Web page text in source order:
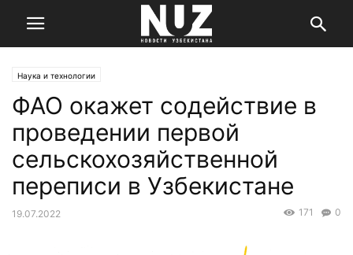
Наука и технологии
ФАО окажет содействие в
проведении первой
сельскохозяйственной
переписи в Узбекистане
19.07.2022 0
171